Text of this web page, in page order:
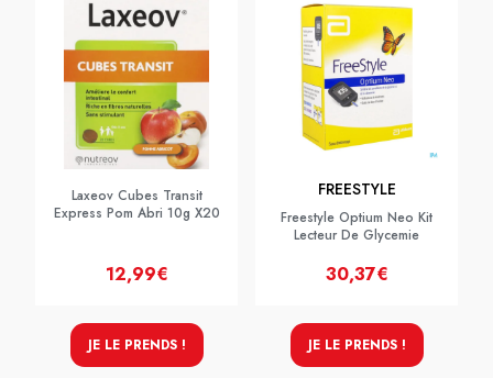
Laxeov Cubes Transit
Express Pom Abri 10g X20
12,99€
JE LE PRENDS !
FREESTYLE
Freestyle Optium Neo Kit
Lecteur De Glycemie
30,37€
JE LE PRENDS !